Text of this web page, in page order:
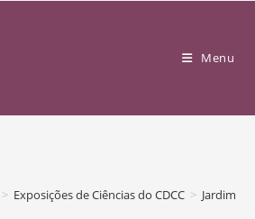
Menu
> Exposições de Ciências do CDCC > Jardim